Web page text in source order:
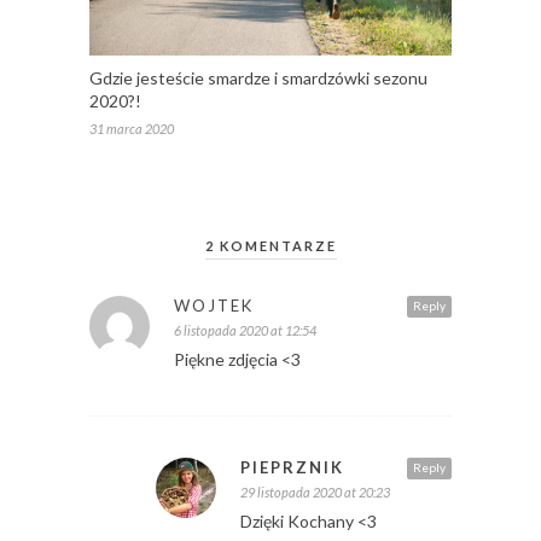
Gdzie jesteście smardze i smardzówki sezonu
2020?!
31 marca 2020
2 KOMENTARZE
Reply
WOJTEK
6 listopada 2020 at 12:54
Piękne zdjęcia <3
Reply
PIEPRZNIK
29 listopada 2020 at 20:23
Dzięki Kochany <3